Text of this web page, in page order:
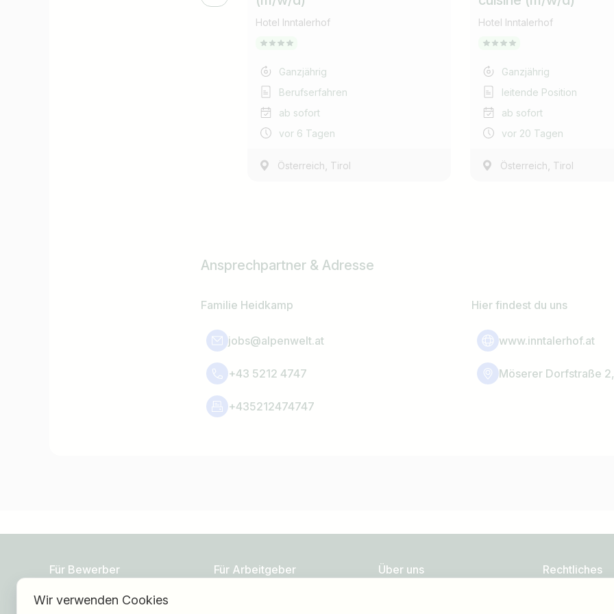
Hotel Inntalerhof
Ganzjährig
Berufserfahren
ab sofort
vor 6 Tagen
Österreich, Tirol
Hotel Inntalerhof
Ganzjährig
leitende Position
ab sofort
vor 20 Tagen
Österreich, Tirol
Ansprechpartner & Adresse
Familie Heidkamp
jobs@alpenwelt.at
+43 5212 4747
+435212474747
Hier findest du uns
www.inntalerhof.at
Möserer Dorfstraße
Für Bewerber
Jobs finden
Für Arbeitgeber Über uns Rechtliches
Wir verwenden Cookies